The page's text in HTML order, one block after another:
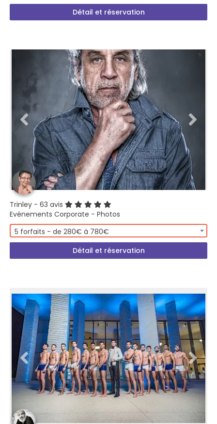
Détail et réservation
Trinley - 63 avis
Evénements Corporate - Photos
5 forfaits - de 280€ à 780€
Détail et réservation